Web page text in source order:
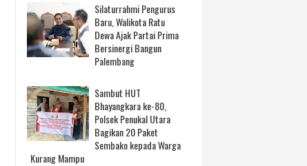
Silaturrahmi Pengurus
Baru, Walikota Ratu
Dewa Ajak Partai Prima
Bersinergi Bangun
Palembang
Sambut HUT
Bhayangkara ke-80,
Polsek Penukal Utara
Bagikan 20 Paket
Sembako kepada Warga
Kurang Mampu